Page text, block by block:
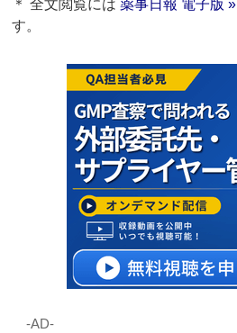
＊ 全文閲覧には薬事日報 電子版 »
す。
‐AD‐